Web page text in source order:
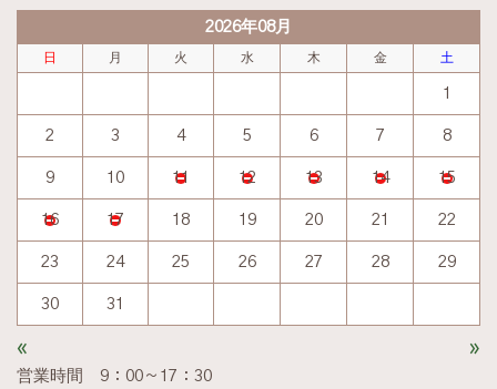
2026年08月
日 月 火 水 木 金 土
1
2 3 4 5 6 7 8
9 10 11 12 13 14 15
16 17 18 19 20 21 22
23 24 25 26 27 28 29
30 31
« »
営業時間 9：00～17：30